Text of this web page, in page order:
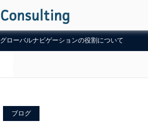
グローバルナビゲーションの役割について
ブログ